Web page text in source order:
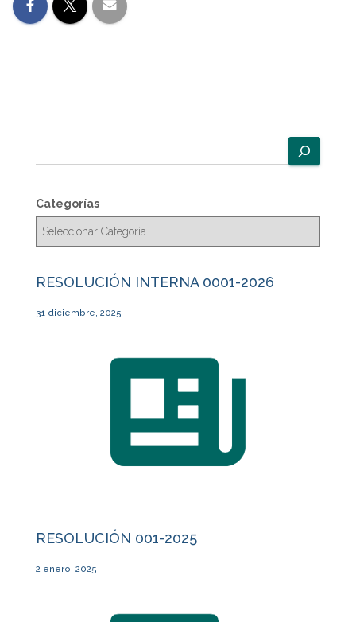
u
c
a
Categorías
RESOLUCIÓN INTERNA 0001-2026
31 diciembre, 2025
RESOLUCIÓN 001-2025
2 enero, 2025